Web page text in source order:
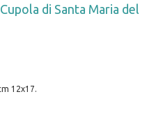
di Santa Maria del
12x17.